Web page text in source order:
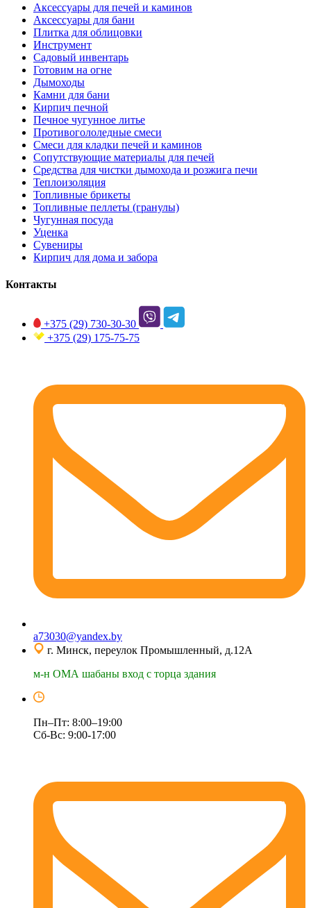
Аксессуары для печей и каминов
Аксессуары для бани
Плитка для облицовки
Инструмент
Садовый инвентарь
Готовим на огне
Дымоходы
Камни для бани
Кирпич печной
Печное чугунное литье
Противогололедные смеси
Смеси для кладки печей и каминов
Сопутствующие материалы для печей
Средства для чистки дымохода и розжига печи
Теплоизоляция
Топливные брикеты
Топливные пеллеты (гранулы)
Чугунная посуда
Уценка
Сувениры
Кирпич для дома и забора
Контакты
+375 (29) 730-30-30
+375 (29) 175-75-75
a73030@yandex.by
г. Минск, переулок Промышленный, д.12А
м-н ОМА шабаны вход с торца здания
Пн–Пт: 8:00–19:00
Сб-Вс: 9:00-17:00